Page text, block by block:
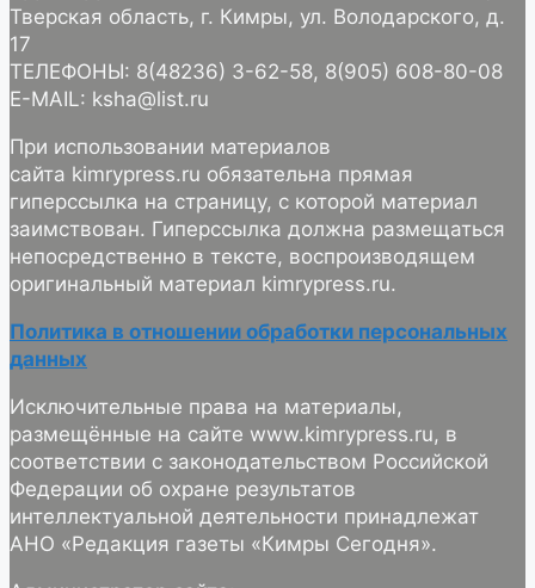
Тверская область, г. Кимры, ул. Володарского, д.
17
ТЕЛЕФОНЫ: 8(48236) 3-62-58, 8(905) 608-80-08
E-MAIL: ksha@list.ru
При использовании материалов
сайта kimrypress.ru обязательна прямая
гиперссылка на страницу, с которой материал
заимствован. Гиперссылка должна размещаться
непосредственно в тексте, воспроизводящем
оригинальный материал kimrypress.ru.
Политика в отношении обработки персональных
данных
Исключительные права на материалы,
размещённые на сайте www.kimrypress.ru, в
соответствии с законодательством Российской
Федерации об охране результатов
интеллектуальной деятельности принадлежат
АНО «Редакция газеты «Кимры Сегодня».